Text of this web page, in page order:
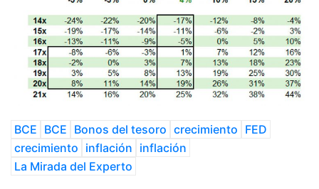
BCE BCE Bonos del tesoro crecimiento FED
crecimiento inflación inflación
La Mirada del Experto